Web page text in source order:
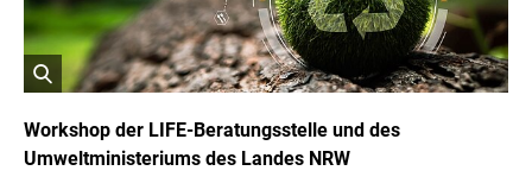
f
f
n
I
n
f
o
r
Workshop der LIFE-Beratungsstelle und des
Umweltministeriums des Landes NRW